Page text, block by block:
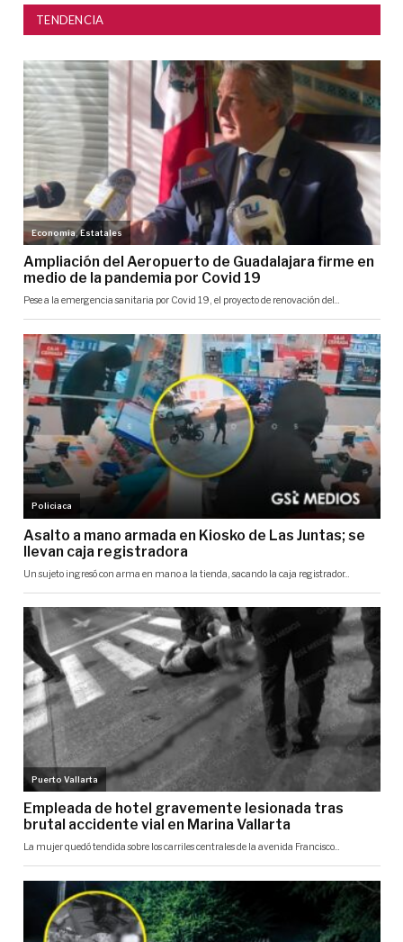
TENDENCIA